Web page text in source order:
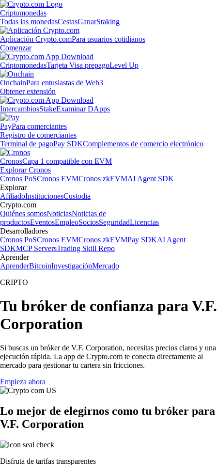
Criptomonedas
Todas las monedasCestasGanarStaking
Aplicación Crypto.comPara usuarios cotidianos
Comenzar
CriptomonedasTarjeta Visa prepagoLevel Up
OnchainPara entusiastas de Web3
Obtener extensión
IntercambiosStakeExaminar DApps
PayPara comerciantes
Registro de comerciantes
Terminal de pagoPay SDKComplementos de comercio electrónico
CronosCapa 1 compatible con EVM
Explorar Cronos
Cronos PoSCronos EVMCronos zkEVMAI Agent SDK
Explorar
AfiliadoInstitucionesCustodia
Crypto.com
Quiénes somosNoticiasNoticias de
productosEventosEmpleoSociosSeguridadLicencias
Desarrolladores
Cronos PoSCronos EVMCronos zkEVMPay SDKAI Agent
SDKMCP ServersTrading Skill Repo
Aprender
AprenderBitcoinInvestigaciónMercado
CRIPTO
Tu bróker de confianza para V.F.
Corporation
Si buscas un bróker de V.F. Corporation, necesitas precios claros y una
ejecución rápida. La app de Crypto.com te conecta directamente al
mercado para gestionar tu cartera sin fricciones.
Empieza ahora
Lo mejor de elegirnos como tu bróker para
V.F. Corporation
Disfruta de tarifas transparentes